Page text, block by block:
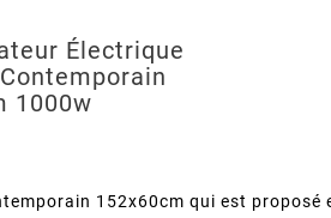
Électrique
1000w
152x60cm qui est proposé